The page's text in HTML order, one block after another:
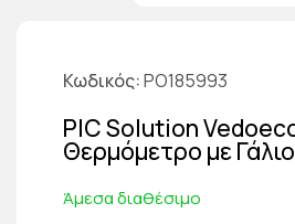
Κωδικός PO185993
PIC Solution
Θερμόμετρο με
Άμεσα διαθέσιμο